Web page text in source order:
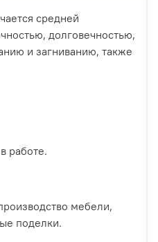
средней
долговечностью,
и загниванию, также
работе.
мебели,
поделки.